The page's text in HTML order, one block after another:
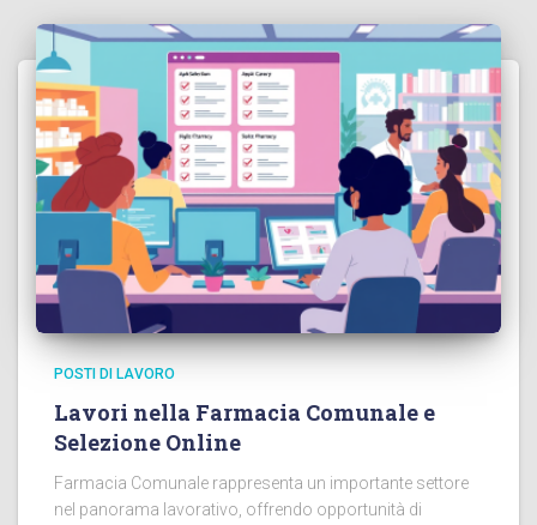
POSTI DI LAVORO
Lavori nella Farmacia Comunale e
Selezione Online
Farmacia Comunale rappresenta un importante settore
nel panorama lavorativo, offrendo opportunità di